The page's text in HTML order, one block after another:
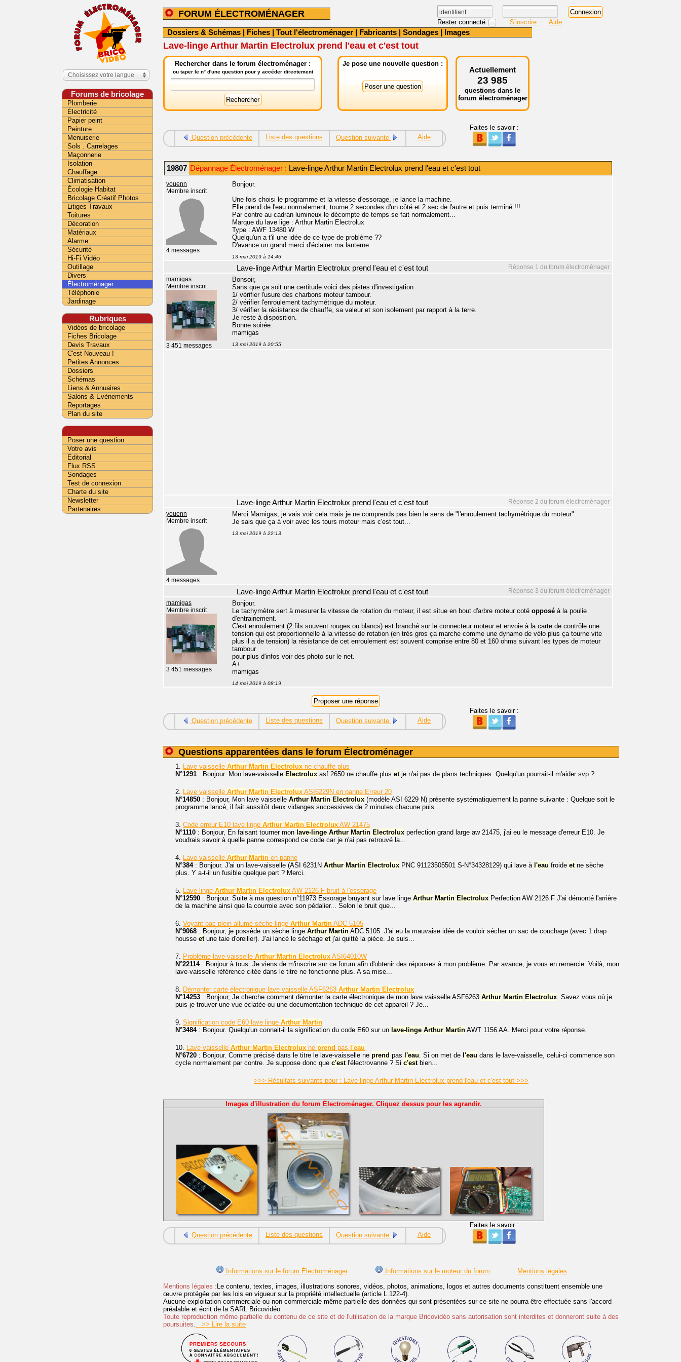
FORUM ÉLECTROMÉNAGER
Rester connecté S'inscrire Aide
Dossiers & Schémas | Fiches | Tout l'électroménager | Fabricants | Sondages | Images
Lave-linge Arthur Martin Electrolux prend l'eau et c'est tout
Rechercher dans le forum électroménager :
ou taper le n° d'une question pour y accéder directement
Je pose une nouvelle question :
Actuellement
23 985
questions dans le
forum électroménager
Question précédente Liste des questions Question suivante Aide
Faites le savoir :
19807 Dépannage Électroménager : Lave-linge Arthur Martin Electrolux prend l'eau et c'est tout
youenn
Membre inscrit
4 messages
Bonjour.
Une fois choisi le programme et la vitesse d'essorage, je lance la machine.
Elle prend de l'eau normalement, tourne 2 secondes d'un côté et 2 sec de l'autre et puis terminé !!!
Par contre au cadran lumineux le décompte de temps se fait normalement...
Marque du lave lige : Arthur Martin Electrolux
Type : AWF 13480 W
Quelqu'un a t'il une idée de ce type de problème ??
D'avance un grand merci d'éclairer ma lanterne.
13 mai 2019 à 14:46
Réponse 1 du forum électroménager
Lave-linge Arthur Martin Electrolux prend l'eau et c'est tout
mamigas
Membre inscrit
3 451 messages
Bonsoir,
Sans que ça soit une certitude voici des pistes d'investigation :
1/ vérifier l'usure des charbons moteur tambour.
2/ vérifier l'enroulement tachymétrique du moteur.
3/ vérifier la résistance de chauffe, sa valeur et son isolement par rapport à la terre.
Je reste à disposition.
Bonne soirée.
mamigas
13 mai 2019 à 20:55
Réponse 2 du forum électroménager
Lave-linge Arthur Martin Electrolux prend l'eau et c'est tout
youenn
Membre inscrit
4 messages
Merci Mamigas, je vais voir cela mais je ne comprends pas bien le sens de "l'enroulement tachymétrique du moteur".
Je sais que ça à voir avec les tours moteur mais c'est tout...
13 mai 2019 à 22:13
Réponse 3 du forum électroménager
Lave-linge Arthur Martin Electrolux prend l'eau et c'est tout
mamigas
Membre inscrit
3 451 messages
Bonjour.
Le tachymètre sert à mesurer la vitesse de rotation du moteur, il est situe en bout d'arbre moteur coté opposé à la poulie
d'entrainement.
C'est enroulement (2 fils souvent rouges ou blancs) est branché sur le connecteur moteur et envoie à la carte de contrôle une
tension qui est proportionnelle à la vitesse de rotation (en très gros ça marche comme une dynamo de vélo plus ça tourne vite
plus il a de tension) la résistance de cet enroulement est souvent comprise entre 80 et 160 ohms suivant les types de moteur
tambour
pour plus d'infos voir des photo sur le net.
A+
mamigas
14 mai 2019 à 08:19
Question précédente Liste des questions Question suivante Aide
Faites le savoir :
Questions apparentées dans le forum Électroménager
1. Lave vaisselle Arthur Martin Electrolux ne chauffe plus
N°1291 : Bonjour. Mon lave-vaisselle Electrolux asf 2650 ne chauffe plus etje n'ai pas de plans techniques. Quelqu'un pourrait-il m'aider svp ?
2. Lave vaisselle Arthur Martin Electrolux ASI6229N en panne Erreur 20
N°14850 : Bonjour, Mon lave vaisselle Arthur Martin Electrolux (modèle ASI 6229 N) présente systématiquement la panne suivante : Quelque soit le
programme lancé, il fait aussitôt deux vidanges successives de 2 minutes chacune puis...
3. Code erreur E10 lave linge Arthur Martin Electrolux AW 21475
N°1110 : Bonjour, En faisant tourner mon lave-linge Arthur Martin Electrolux perfection grand large aw 21475, j'ai eu le message d'erreur E10. Je
voudrais savoir à quelle panne correspond ce code car je n'ai pas retrouvé la...
4. Lave-vaisselle Arthur Martin en panne
N°384: Bonjour. J'ai un lave-vaisselle (ASI 6231N Arthur Martin Electrolux PNC 91123505501 S-N°34328129) qui lave à l'eau froide etne sèche
plus. Y a-t-il un fusible quelque part ? Merci.
5. Lave linge Arthur Martin Electrolux AW 2126 F bruit à l'essorage
N°12590 : Bonjour. Suite à ma question n°11973 Essorage bruyant sur lave linge Arthur Martin Electrolux Perfection AW 2126 F J'ai démonté l'arrière
de la machine ainsi que la courroie avec son pédalier... Selon le bruit que...
6. Voyant bac plein allumé sèche linge Arthur Martin ADC 5105
N°9068 : Bonjour, je possède un sèche linge Arthur Martin ADC 5105. J'ai eu la mauvaise idée de vouloir sécher un sac de couchage (avec 1 drap
housse etune taie d'oreiller). J'ai lancé le séchage etj'ai quitté la pièce. Je suis...
7. Problème lave-vaisselle Arthur Martin Electrolux ASI64010W
N°22114: Bonjour à tous. Je viens de m'inscrire sur ce forum afin d'obtenir des réponses à mon problème. Par avance, je vous en remercie. Voilà, mon
lave-vaisselle référence citée dans le titre ne fonctionne plus. A sa mise...
8. Démonter carte électronique lave vaisselle ASF6263 Arthur Martin Electrolux
N°14253 : Bonjour, Je cherche comment démonter la carte électronique de mon lave vaisselle ASF6263 Arthur Martin Electrolux. Savez vous où je
puis-je trouver une vue éclatée ou une documentation technique de cet appareil ? Je...
9. Signification code E60 lave linge Arthur Martin
N°3484: Bonjour. Quelqu'un connait-il la signification du code E60 sur un lave-linge Arthur Martin AWT 1156 AA. Merci pour votre réponse.
10. Lave vaisselle Arthur Martin Electrolux ne prend pas l'eau
N°6720 : Bonjour. Comme précisé dans le titre le lave-vaisselle ne prend pas l'eau. Si on met de l'eau dans le lave-vaisselle, celui-ci commence son
cycle normalement par contre. Je suppose donc que c'estl'électrovanne ? Si c'estbien...
>>> Résultats suivants pour : Lave-linge Arthur Martin Electrolux prend l'eau et c'est tout >>>
Images d'illustration du forum Électroménager. Cliquez dessus pour les agrandir.
Question précédente Liste des questions Question suivante Aide
Faites le savoir :
Informations sur le forum Électroménager Informations sur le moteur du forum
Mentions légales
Mentions légales : Le contenu, textes, images, illustrations sonores, vidéos, photos, animations, logos et autres documents constituent ensemble une
œuvre protégée par les lois en vigueur sur la propriété intellectuelle (article L.122-4).
Aucune exploitation commerciale ou non commerciale même partielle des données qui sont présentées sur ce site ne pourra être effectuée sans l'accord
préalable et écrit de la SARL Bricovidéo.
Toute reproduction même partielle du contenu de ce site et de l'utilisation de la marque Bricovidéo sans autorisation sont interdites et donneront suite à des
poursuites.
>> Lire la suite
Choisissez votre langue
Forums de bricolage
Plomberie
Électricité
Papier peint
Peinture
Menuiserie
Sols . Carrelages
Maçonnerie
Isolation
Chauffage
Climatisation
Écologie Habitat
Bricolage Créatif Photos
Litiges Travaux
Toitures
Décoration
Matériaux
Alarme
Sécurité
Hi-Fi Vidéo
Outillage
Divers
Électroménager
Téléphonie
Jardinage
Rubriques
Vidéos de bricolage
Fiches Bricolage
Devis Travaux
C'est Nouveau !
Petites Annonces
Dossiers
Schémas
Liens & Annuaires
Salons & Evènements
Reportages
Plan du site
Poser une question
Votre avis
Editorial
Flux RSS
Sondages
Test de connexion
Charte du site
Newsletter
Partenaires